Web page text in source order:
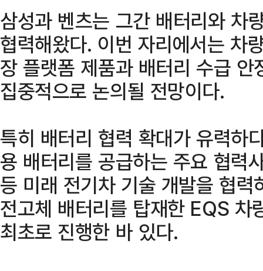
삼성과 벤츠는 그간 배터리와 차
협력해왔다. 이번 자리에서는 차
장 플랫폼 제품과 배터리 수급
집중적으로 논의될 전망이다.
특히 배터리 협력 확대가 유력하
용 배터리를 공급하는 주요 협력
등 미래 전기차 기술 개발을 협
전고체 배터리를 탑재한 EQS 차
최초로 진행한 바 있다.